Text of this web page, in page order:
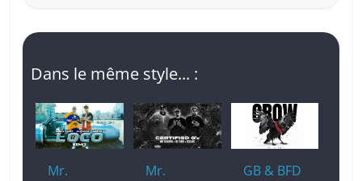
Dans le même style... :
Mr.
Mr.
GB & BFD